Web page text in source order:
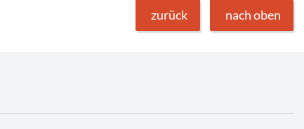
zurück nach oben